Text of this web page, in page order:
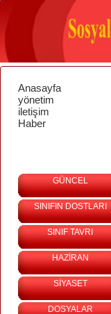
Anasayfa
yönetim
iletişim
Haber
GÜNCEL
SINIFIN DOSTLARI
SINIF TAVRI
HAZİRAN
SİYASET
DOSYALAR